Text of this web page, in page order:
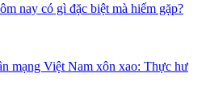
nay có gì đặc biệt mà hiếm gặp?
mạng Việt Nam xôn xao: Thực hư